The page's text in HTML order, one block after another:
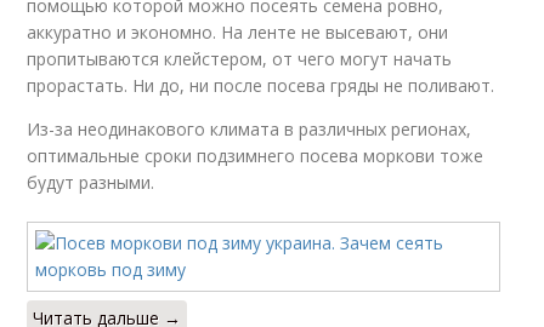
помощью которой можно посеять семена ровно,
аккуратно и экономно. На ленте не высевают, они
пропитываются клейстером, от чего могут начать
прорастать. Ни до, ни после посева гряды не поливают.
Из-за неодинакового климата в различных регионах,
оптимальные сроки подзимнего посева моркови тоже
будут разными.
Читать дальше →